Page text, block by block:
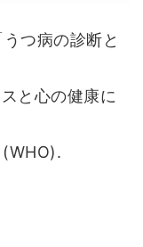
つ病の診断と
と心の健康に